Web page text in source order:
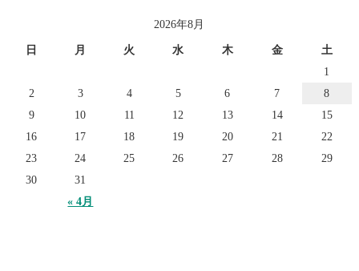
2026年8月
日 月 火 水 木 金 土
« 4月
1
2
3 4 5 6 7
8
9
10 11 12 13 14
15
16
17 18 19 20 21
22
23
24 25 26 27 28
29
30
31